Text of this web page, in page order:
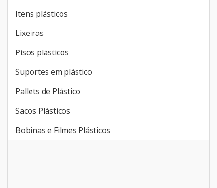
Itens plásticos
Lixeiras
Pisos plásticos
Suportes em plástico
Pallets de Plástico
Sacos Plásticos
Bobinas e Filmes Plásticos